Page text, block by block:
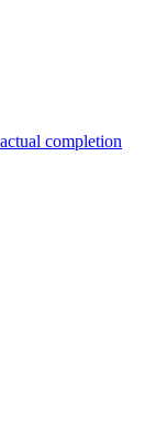
completion